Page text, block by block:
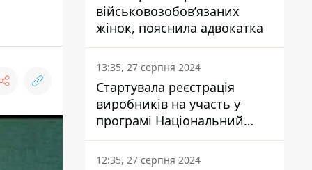
військовозобов’язаних
жінок, пояснила адвокатка
13:35, 27 серпня 2024
Стартувала реєстрація
виробників на участь у
програмі Національний
кешбек: як це зробити
через портал Дія
12:35, 27 серпня 2024